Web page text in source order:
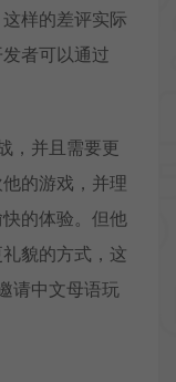
样的差评实际
者可以通过
，并且需要更
的游戏，并理
的体验。但他
貌的方式，这
请中文母语玩